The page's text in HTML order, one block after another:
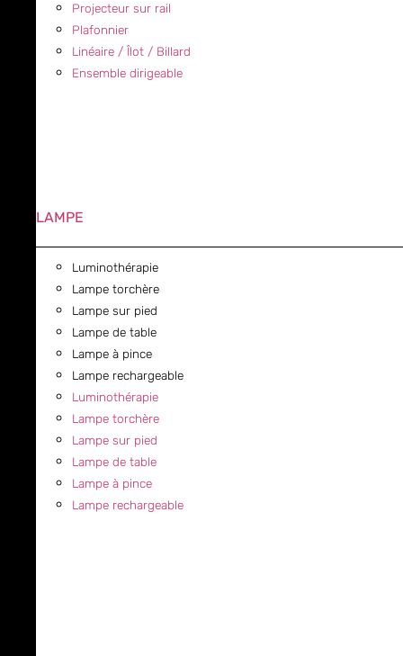
Projecteur sur rail
Plafonnier
Linéaire / Îlot / Billard
Ensemble dirigeable
LAMPE
Luminothérapie
Lampe torchère
Lampe sur pied
Lampe de table
Lampe à pince
Lampe rechargeable
Luminothérapie
Lampe torchère
Lampe sur pied
Lampe de table
Lampe à pince
Lampe rechargeable